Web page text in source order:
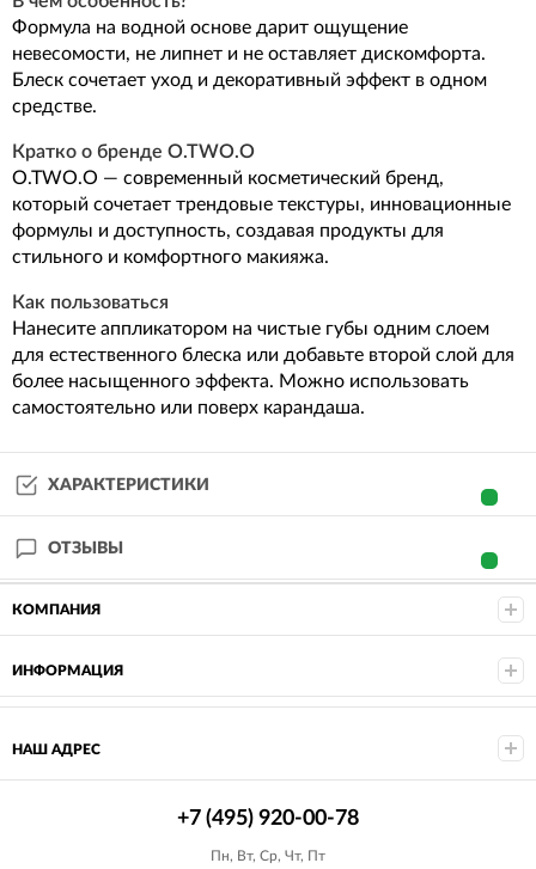
Формула на водной основе дарит ощущение
невесомости, не липнет и не оставляет дискомфорта.
Блеск сочетает уход и декоративный эффект в одном
средстве.
Кратко о бренде O.TWO.O
O.TWO.O — современный косметический бренд,
который сочетает трендовые текстуры, инновационные
формулы и доступность, создавая продукты для
стильного и комфортного макияжа.
Как пользоваться
Нанесите аппликатором на чистые губы одним слоем
для естественного блеска или добавьте второй слой для
более насыщенного эффекта. Можно использовать
самостоятельно или поверх карандаша.
ХАРАКТЕРИСТИКИ
ОТЗЫВЫ
КОМПАНИЯ
ИНФОРМАЦИЯ
НАШ АДРЕС
+7 (495) 920-00-78
Пн, Вт, Ср, Чт, Пт